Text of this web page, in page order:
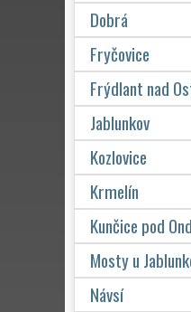
Dobrá
Fryčovice
Frýdlant nad
Jablunkov
Kozlovice
Krmelín
Kunčice pod
Mosty u
Návsí